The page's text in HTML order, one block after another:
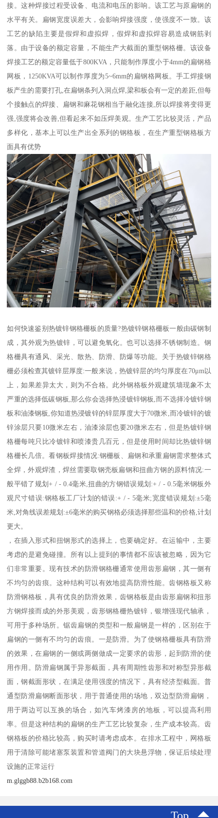
接。这种焊接过程受设备、电流和电压的影响。该工艺与原扁钢的
水平有关。扁钢宽度误差大，会影响焊接强度，使强度不一致。该
工艺的缺陷主要是假焊和虚拟焊，假焊和虚拟焊容易造成钢筋剥
落。由于设备的额定容量，不能生产大截面的重型钢格栅。该设备
焊接工艺的额定容量低于800KVA，只能制作厚度小于4mm的扁钢格
网板，1250KVA可以制作厚度为5~6mm的扁钢格网板。手工焊接钢
板产生的需要打孔,在扁钢条列入洞点焊,梁和板会有一定的差距,但每
个接触点的焊接、扁钢和麻花钢相当于融化连接,所以焊接将变得更
强,强度将会改善,但看起来不如压焊美观。生产工艺比较灵活，产品
多样化，基本上可以生产出全系列的钢格板，在生产重型钢格板方
面具有优势
如何快速鉴别热镀锌钢格栅板的质量?热镀锌钢格栅板一般由碳钢制
成，其外观为热镀锌，可以避免氧化。也可以选择不锈钢制造。钢
格栅具有通风、采光、散热、防滑、防爆等功能。关于热镀锌钢格
栅必须检查其镀锌层厚度:一般来说，热镀锌层的均匀厚度在70μm以
上，如果差异太大，则为不合格。此外钢格板外观建筑墙现象不太
严重的选择低碳钢板,那么你会选择热浸镀锌钢板,而不选择冷镀锌钢
板和油漆钢板,你知道热浸镀锌的锌层厚度大于70微米,而冷镀锌的镀
锌涂层只要10微米左右，油漆涂层也要20微米左右，但是热镀锌钢
格栅每吨只比冷镀锌和喷漆贵几百元，但是使用时间却比热镀锌钢
格栅长几倍。看钢板焊接情况:钢栅板、扁钢和承重扁钢需求整体式
全焊，外观焊渣，焊丝需要取钢壳板扁钢和扭曲方钢的原料情况:一
般平错了规划+ / - 0.4毫米,扭曲的方钢错误规划:+ / - 0.5毫米钢板外
观尺寸错误:钢格板工厂计划的错误:+ / - 5毫米;宽度错误规划:±5毫
米,对角线误差规划:±6毫米的购买钢格必须选择那些温和的价格,计划
更大。
，在插入形式和扭钢形式的选择上，也要确定好。在运输中，主要
考虑的是避免碰撞。所有以上提到的事情都不应该被忽略，因为它
们非常重要。现有技术的防滑钢格栅通常使用齿形扁钢，其一侧有
不均匀的齿痕。这种结构可以有效地提高防滑性能。齿钢格板又称
防滑钢格板，具有优良的防滑效果，齿钢格板是由齿形扁钢和扭形
方钢焊接而成的外形美观，齿形钢格栅热镀锌，银增强现代轴承，
可用于多种场所。锯齿扁钢的类型和一般扁钢是一样的，区别在于
扁钢的一侧有不均匀的齿痕。一是防滑。为了使钢格栅板具有防滑
的效果，在扁钢的一侧或两侧做成一定要求的齿形，起到防滑的使
用作用。防滑扁钢属于异形截面，具有周期性齿形和对称型异形截
面，钢截面形状，在满足使用强度的情况下，具有经济型截面。普
通型防滑扁钢断面形状，用于普通使用的场地，双边型防滑扁钢，
用于两边可以互换的场合，如汽车烤漆房的地板，可以提高利用
率。但是这种结构的扁钢的生产工艺比较复杂，生产成本较高。齿
钢格板的价格比较高，购买时请考虑成本。在排水工程中，网格板
用于清除可能堵塞泵装置和管道阀门的大块悬浮物，保证后续处理
设施的正常运行
m.glggb88.b2b168.com
Top